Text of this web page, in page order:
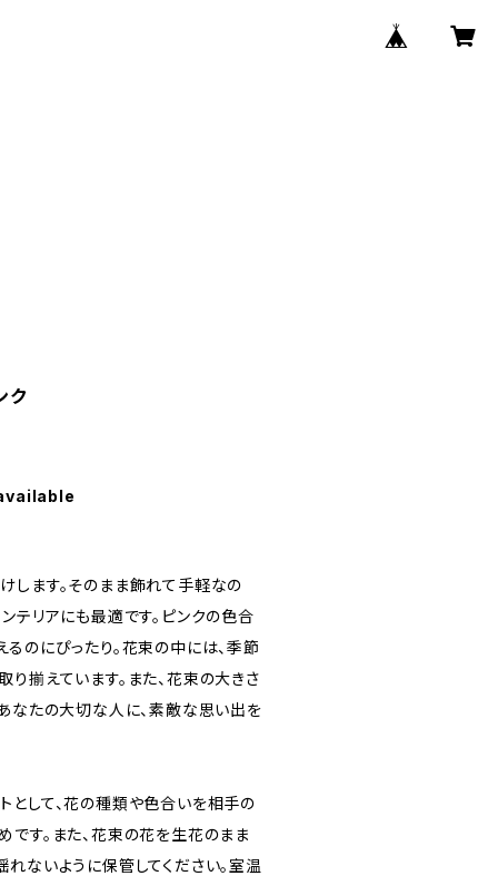
ク
します。そのまま飾れて手軽なの
テリアにも最適です。ピンクの色合
のにぴったり。花束の中には、季節
揃えています。また、花束の大きさ
なたの大切な人に、素敵な思い出を
として、花の種類や色合いを相手の
す。また、花束の花を生花のまま
ないように保管してください。室温